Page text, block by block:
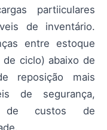
partiiculares
de inventário.
entre estoque
ciclo) abaixo de
reposição mais
de segurança,
custos de